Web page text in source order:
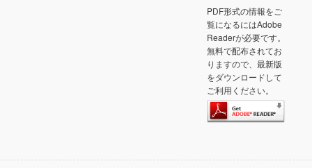
PDF形式の情報をご
覧になるにはAdobe
Readerが必要です。
無料で配布されてお
りますので、最新版
をダウンロードして
ご利用ください。